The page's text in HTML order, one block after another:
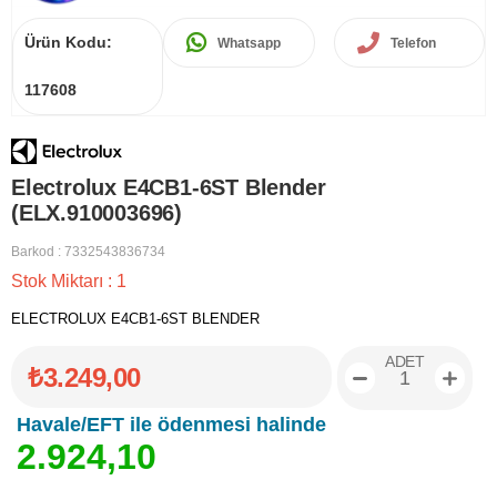
Ürün Kodu:
117608
Whatsapp Telefon
Electrolux E4CB1-6ST Blender
(ELX.910003696)
Barkod : 7332543836734
Stok Miktarı : 1
ELECTROLUX E4CB1-6ST BLENDER
₺3.249,00
Havale/EFT ile ödenmesi halinde
2.924,10
ADET